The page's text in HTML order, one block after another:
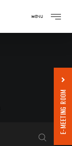
MENU
E-MEETING ROOM